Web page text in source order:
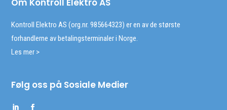
Kontroll Elektro AS (org.nr. 985664323) er en av de største
forhandlerne av betalingsterminaler i Norge.
Les mer >
Følg oss på Sosiale Medier